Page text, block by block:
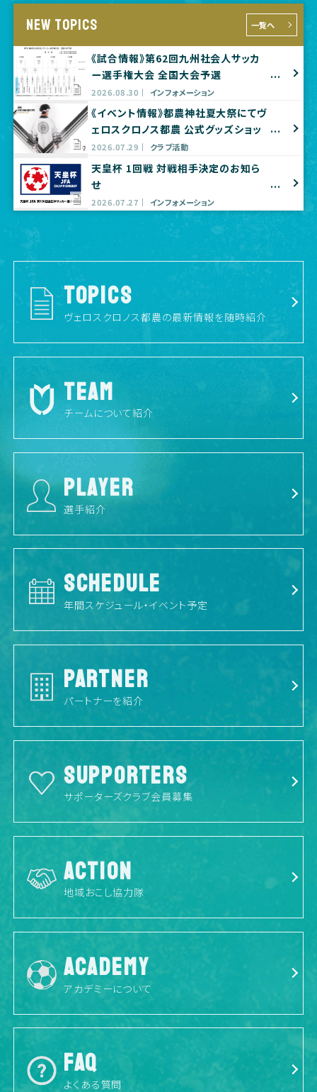
NEW TOPICS 一覧へ
《試合情報》第62回九州社会人サッカ
ー選手権大会 全国大会予選
2026.08.30 インフォメーション
《イベント情報》都農神社夏大祭にてヴ
ェロスクロノス都農 公式グッズショッ
プ出店のお知らせ
2026.07.29 クラブ活動
天皇杯 1回戦 対戦相手決定のお知ら
せ
2026.07.27 インフォメーション
TOPICS
ヴェロスクロノス都農の最新情報を随時紹介
TEAM
チームについて紹介
PLAYER
選手紹介
SCHEDULE
年間スケジュール・イベント予定
PARTNER
パートナーを紹介
SUPPORTERS
サポーターズクラブ会員募集
ACTION
地域おこし協力隊
ACADEMY
アカデミーについて
FAQ
よくある質問